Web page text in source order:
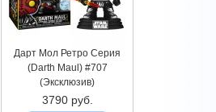
Дарт Мол Ретро Серия
(Darth Maul) #707
(Эксклюзив)
3790 руб.